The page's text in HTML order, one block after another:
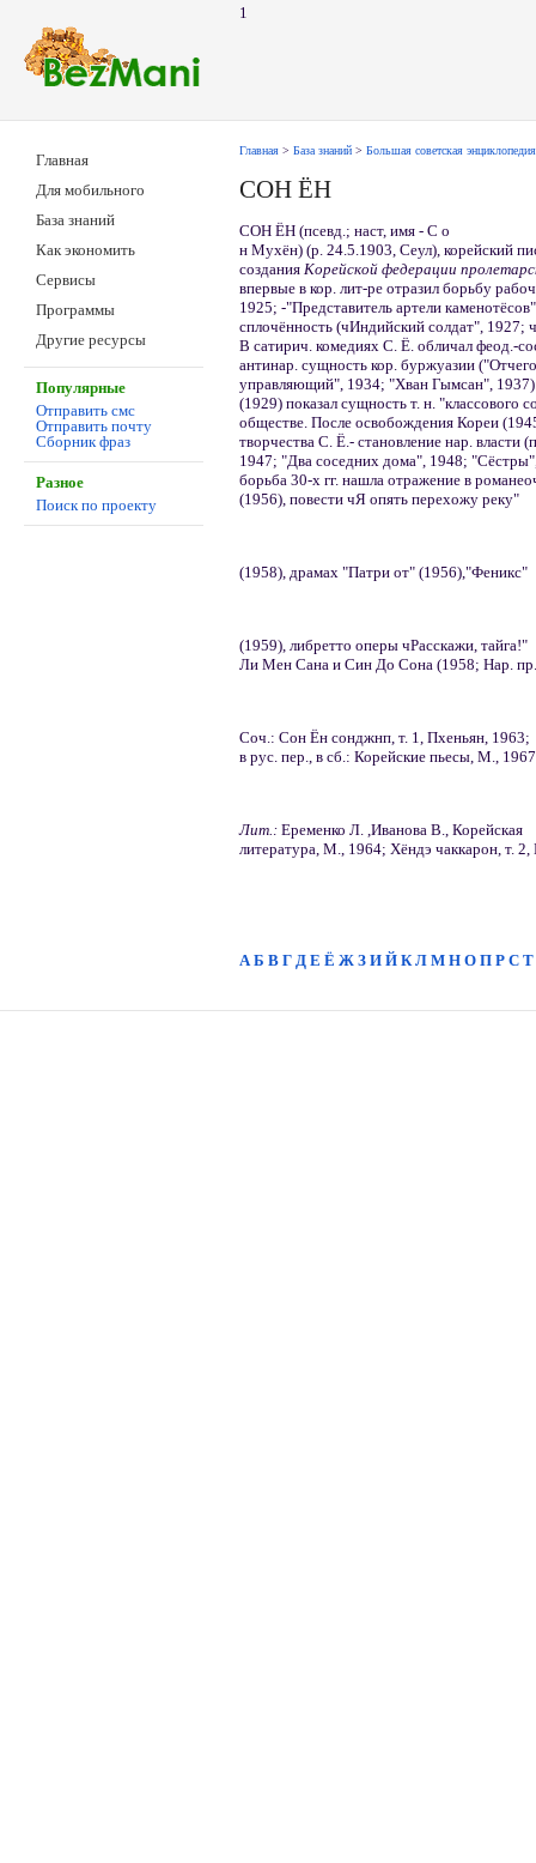
1
Главная
Для мобильного
База знаний
Как экономить
Сервисы
Программы
Другие ресурсы
Популярные
Отправить смс
Отправить почту
Сборник фраз
Разное
Поиск по проекту
Главная > База знаний > Большая советская энциклопедия
СОН ЁH
СОН ЁH (псевд.; наст, имя - С о
н Мухён) (р. 24.5.1903, Сеул), корейский
создания Корейской федерации
впервые в кор. лит-ре отразил борьбу
1925; -"Представитель артели
сплочённость (чИндийский солдат",
В сатирич. комедиях С. Ё. обличал феод.-
антинар. сущность кор. буржуазии
управляющий", 1934; "Хван Гымсан",
(1929) показал сущность т. н. "классового
обществе. После освобождения Кореи
творчества С. Ё.- становление нар.
1947; "Два соседних дома", 1948;
борьба 30-х гг. нашла отражение в
(1956), повести чЯ опять перехожу реку"
(1958), драмах "Патри от" (1956),"Феникс"
(1959), либретто оперы чРасскажи, тайга!"
Ли Мен Сана и Син До Сона (1958; Нар.
Соч.: Сон Ён сонджнп, т. 1, Пхеньян, 1963;
в рус. пер., в сб.: Корейские пьесы, M.,
Лит.: Еременко Л. ,Иванова В., Корейская
литература, M., 1964; Хёндэ чаккарон, т.
А Б В Г Д Е Ё Ж З И Й К Л М Н О П Р С Т